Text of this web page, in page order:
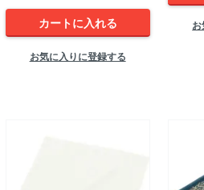
カートに入れる
お気に入りに登録する